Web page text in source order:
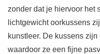
zonder dat je hiervoor het
lichtgewicht oorkussens
kunstleer. De kussens
waardoor ze een fijne